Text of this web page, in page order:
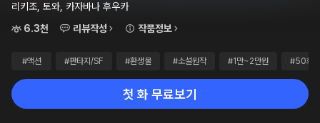
리키조, 토와, 카자바나 후우카
6.3천
리뷰작성 작품정보
#액션 #판타지/SF #환생물 #소설원작 #1만~2만원 #50화
첫 화 무료보기